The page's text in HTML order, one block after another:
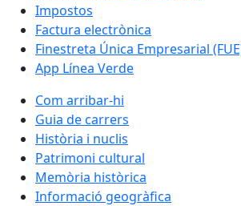
Impostos
Factura electrònica
Finestreta Única Empresarial
App Línea Verde
Com arribar-hi
Guia de carrers
Història i nuclis
Patrimoni cultural
Memòria històrica
Informació geogràfica